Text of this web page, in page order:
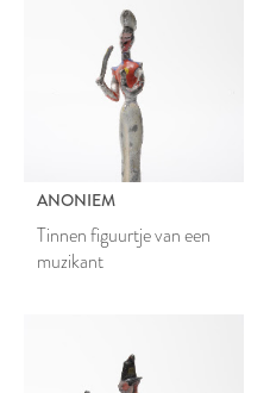
ANONIEM
Tinnen figuurtje van een
muzikant